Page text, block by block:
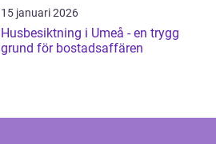
15 januari 2026
Husbesiktning i Umeå - en trygg
grund för bostadsaffären